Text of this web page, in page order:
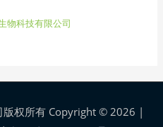
物科技有限公司
版权所有 Copyright © 2026 |